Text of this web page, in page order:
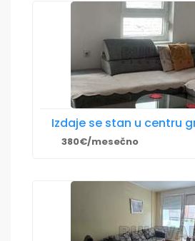
Izdaje se stan u centru
380€/mesečno